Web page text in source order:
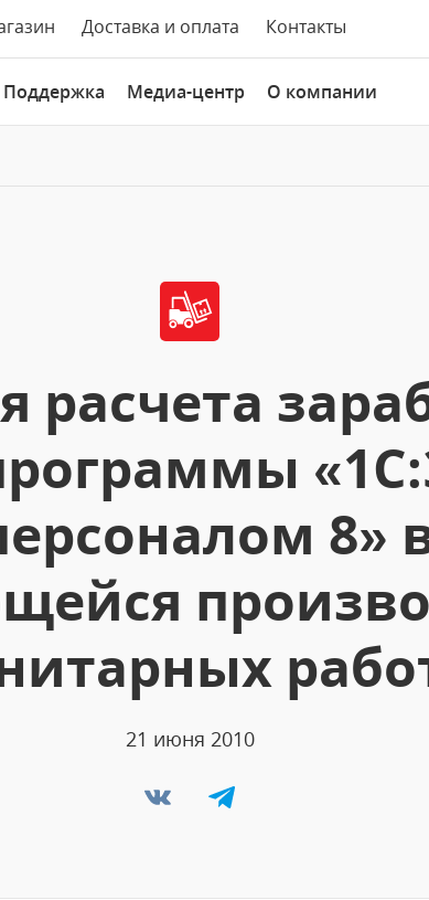
Доставка и оплата Контакты
Поддержка Медиа-центр О компании
расчета
8»
21 июня 2010